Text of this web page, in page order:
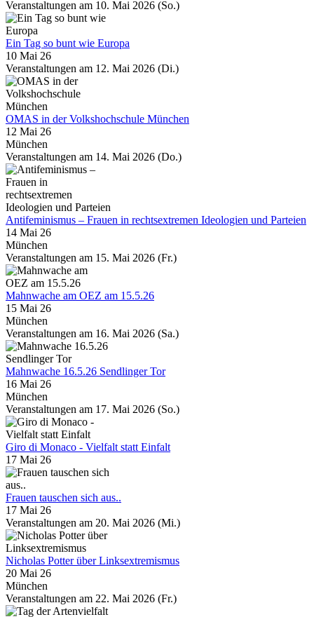
Veranstaltungen am 10. Mai 2026 (So.)
Ein Tag so bunt wie Europa
10 Mai 26
Veranstaltungen am 12. Mai 2026 (Di.)
OMAS in der Volkshochschule München
12 Mai 26
München
Veranstaltungen am 14. Mai 2026 (Do.)
Antifeminismus – Frauen in rechtsextremen Ideologien und Parteien
14 Mai 26
München
Veranstaltungen am 15. Mai 2026 (Fr.)
Mahnwache am OEZ am 15.5.26
15 Mai 26
München
Veranstaltungen am 16. Mai 2026 (Sa.)
Mahnwache 16.5.26 Sendlinger Tor
16 Mai 26
München
Veranstaltungen am 17. Mai 2026 (So.)
Giro di Monaco - Vielfalt statt Einfalt
17 Mai 26
Frauen tauschen sich aus..
17 Mai 26
Veranstaltungen am 20. Mai 2026 (Mi.)
Nicholas Potter über Linksextremismus
20 Mai 26
München
Veranstaltungen am 22. Mai 2026 (Fr.)